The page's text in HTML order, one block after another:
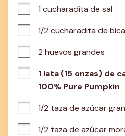
1 cucharadita de sal
1/2 cucharadita de
2 huevos grandes
1 lata (15 onzas) de
100% Pure Pumpkin
1/2 taza de azúcar
1/2 taza de azúcar